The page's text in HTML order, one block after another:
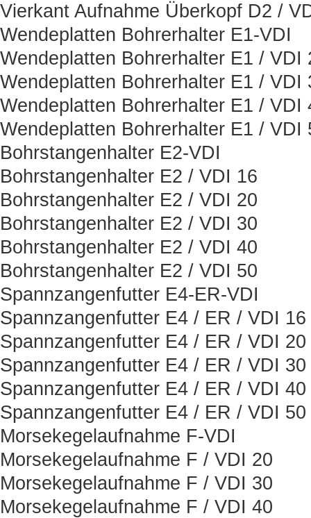
Vierkant Aufnahme Überkopf D2 /
Wendeplatten Bohrerhalter E1-VDI
Wendeplatten Bohrerhalter E1 / VDI
Wendeplatten Bohrerhalter E1 / VDI
Wendeplatten Bohrerhalter E1 / VDI
Wendeplatten Bohrerhalter E1 / VDI
Bohrstangenhalter E2-VDI
Bohrstangenhalter E2 / VDI 16
Bohrstangenhalter E2 / VDI 20
Bohrstangenhalter E2 / VDI 30
Bohrstangenhalter E2 / VDI 40
Bohrstangenhalter E2 / VDI 50
Spannzangenfutter E4-ER-VDI
Spannzangenfutter E4 / ER / VDI 16
Spannzangenfutter E4 / ER / VDI 20
Spannzangenfutter E4 / ER / VDI 30
Spannzangenfutter E4 / ER / VDI 40
Spannzangenfutter E4 / ER / VDI 50
Morsekegelaufnahme F-VDI
Morsekegelaufnahme F / VDI 20
Morsekegelaufnahme F / VDI 30
Morsekegelaufnahme F / VDI 40